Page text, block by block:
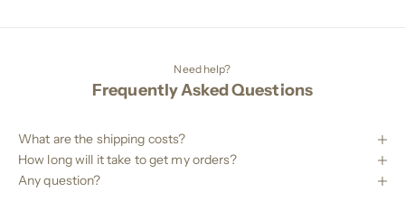
Need help?
Frequently Asked Questions
What are the shipping costs?
How long will it take to get my orders?
Any question?